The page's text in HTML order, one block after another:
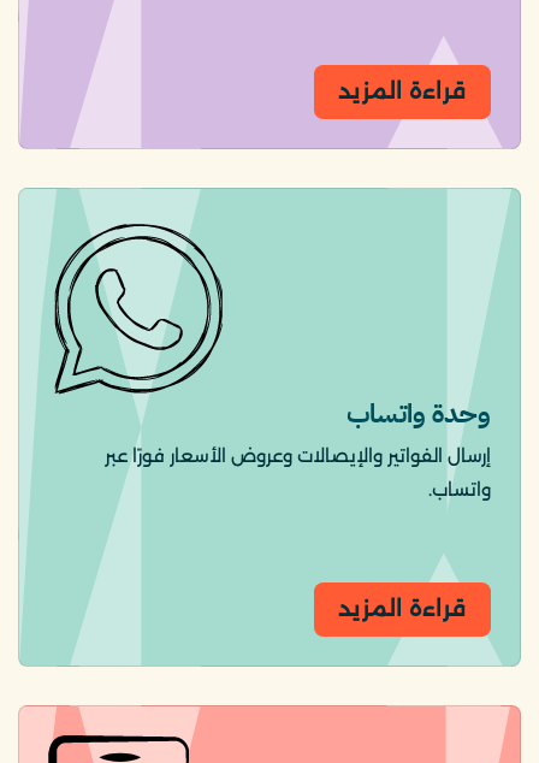
قراءة المزيد
وحدة واتساب
إرسال الفواتير والإيصالات وعروض الأسعار فورًا عبر
واتساب.
قراءة المزيد